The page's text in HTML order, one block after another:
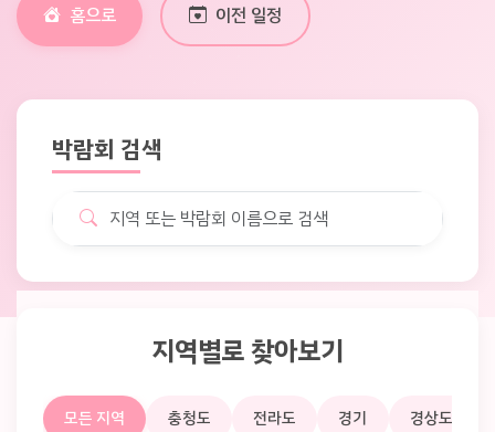
홈으로 이전 일정
박람회 검색
지역별로 찾아보기
모든 지역 충청도 전라도 경기 경상도